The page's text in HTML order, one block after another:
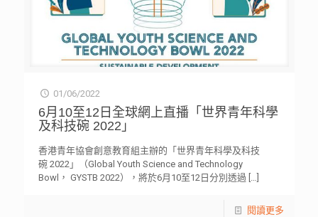
01/06/2022
6月10至12日全球網上直播「世界青年科學
及科技碗 2022」
香港青年協會創意教育組主辦的「世界青年科學及科技
碗 2022」（Global Youth Science and Technology
Bowl， GYSTB 2022），將於6月10至12日分別透過 […]
閱讀更多